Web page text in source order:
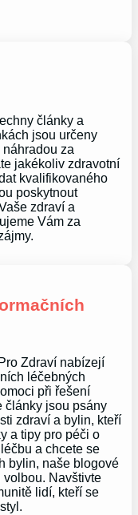
články a
jsou určeny
za
jakékoliv zdravotní
kvalifikovaného
poskytnout
zdraví a
Vám za
Zdraví nabízejí
léčebných
při řešení
články jsou psány
zdraví a bylin, kteří
a tipy pro péči o
a chcete se
bylin, naše blogové
volbou. Navštivte
lidí, kteří se